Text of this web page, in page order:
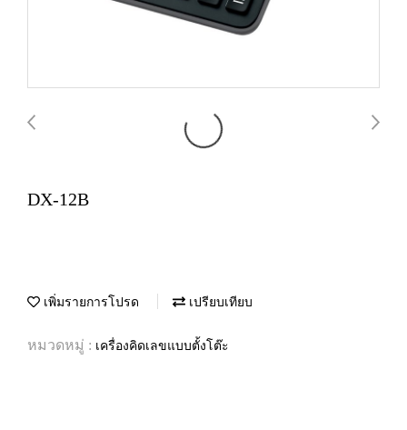
DX-12B
เพิ่มรายการโปรด เปรียบเทียบ
หมวดหมู่ : เครื่องคิดเลขแบบตั้งโต๊ะ